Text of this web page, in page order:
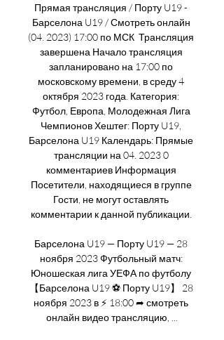
Прямая трансляция / Порту U19 -
Барселона U19 / Смотреть онлайн
(04. 2023) 17:00 по МСК ﻿ Трансляция
завершена Начало трансляция
запланировано на 17:00 по
московскому времени, в среду 4
октября 2023 года. Категория:
Футбол, Европа, Молодежная Лига
Чемпионов Хештег: Порту U19,
Барселона U19 Календарь: Прямые
трансляции на 04. 2023 0
комментариев Информация
Посетители, находящиеся в группе
Гости, не могут оставлять
комментарии к данной публикации.
Барселона U19 — Порту U19 — 28
ноября 2023 Футбольный матч:
Юношеская лига УЕФА по футболу
【Барселона U19 ⚽ Порту U19】 28
ноября 2023 в ⚡ 18:00 ➦ смотреть
онлайн видео трансляцию, ...